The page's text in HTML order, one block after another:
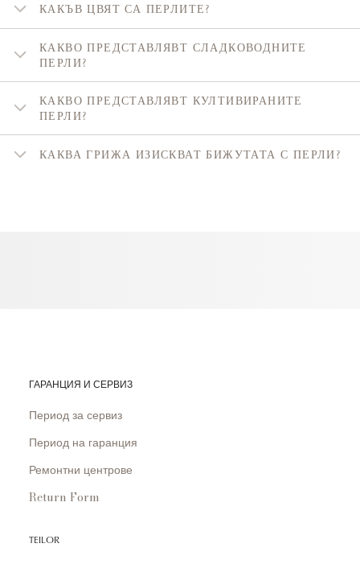
КАКЪВ ЦВЯТ СА ПЕРЛИТЕ?
КАКВО ПРЕДСТАВЛЯВТ СЛАДКОВОДНИТЕ
ПЕРЛИ?
КАКВО ПРЕДСТАВЛЯВТ КУЛТИВИРАНИТЕ
ПЕРЛИ?
КАКВА ГРИЖА ИЗИСКВАТ БИЖУТАТА С ПЕРЛИ?
ГАРАНЦИЯ И СЕРВИЗ
Период за сервиз
Период на гаранция
Ремонтни центрове
Return Form
TEILOR